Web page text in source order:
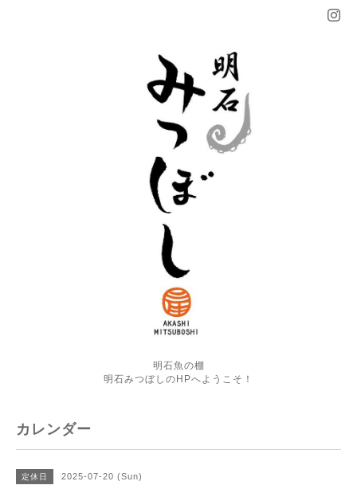
明石魚の棚
明石みつぼしのHPへようこそ！
カレンダー
定休日 2025-07-20 (Sun)